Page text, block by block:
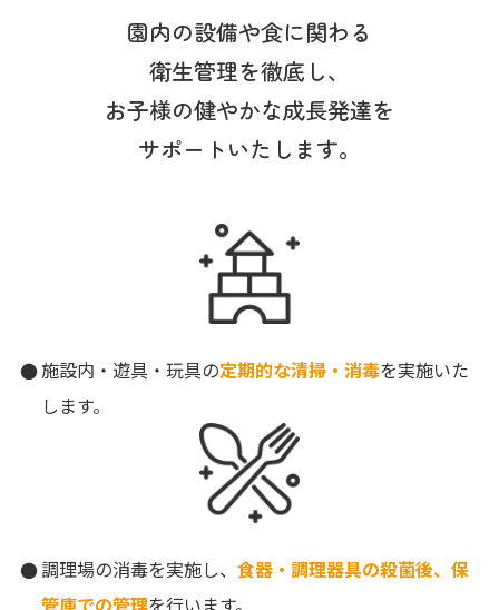
園内の設備や食に関わる
衛生管理を徹底し、
お子様の健やかな成長発達を
サポートいたします。
施設内・遊具・玩具の定期的な清掃・消毒を実施いた
します。
調理場の消毒を実施し、 食器・調理器具の殺菌後、保